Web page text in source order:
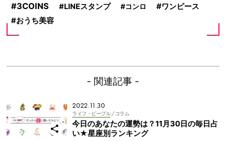
3COINS LINEスタンプ コンロ
ワンピース
おうち美容
- 関連記事 -
2022.11.30
ライフ・ピープル / コラム
今日のあなたの運勢は？11月30日の毎日占
い★星座別ランキング